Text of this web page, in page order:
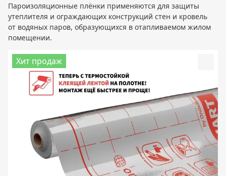
Пароизоляционные плёнки применяются для защиты
утеплителя и ограждающих конструкций стен и кровель
от водяных паров, образующихся в отапливаемом жилом
помещении.
Хит продаж